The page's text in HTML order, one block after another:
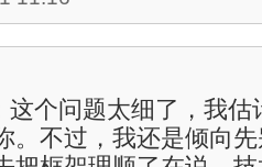
这个问题太细了，我
。不过，我还是倾向